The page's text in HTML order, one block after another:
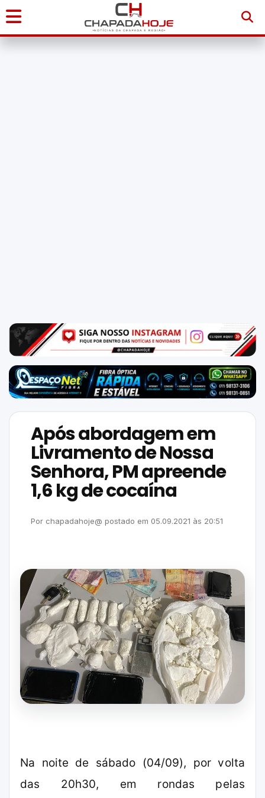
Início
NAS
NOSSAS
REDES
Após abordagem em
Livramento de Nossa
Senhora, PM apreende
1,6 kg de cocaína
Por chapadahoje@ postado em 05.09.2021 às 20:51
Na noite de sábado (04/09), por volta
das 20h30, em rondas pelas